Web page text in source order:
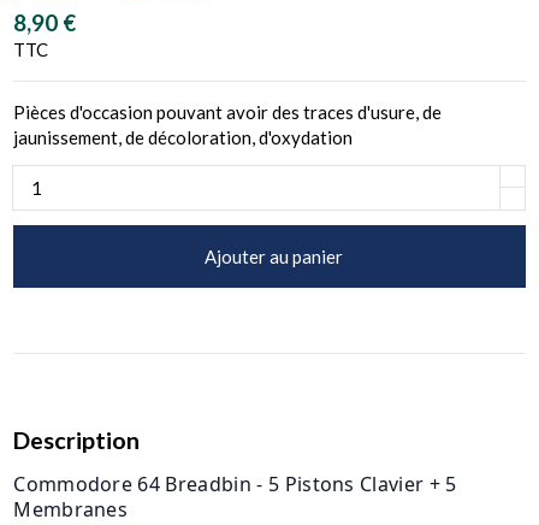
8,90 €
TTC
Pièces d'occasion pouvant avoir des traces d'usure, de
jaunissement, de décoloration, d'oxydation
Ajouter au panier
Description
Commodore 64 Breadbin - 5 Pistons Clavier + 5
Membranes